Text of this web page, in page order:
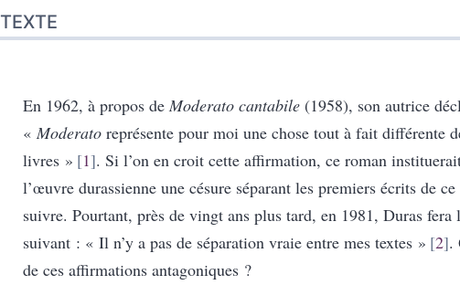
TEXTE
En 1962, à propos de Moderato cantabile (1958), son autrice
« Moderato représente pour moi une chose tout à fait différente
livres » 1 . Si l’on en croit cette affirmation, ce roman
l’œuvre durassienne une césure séparant les premiers écrits de
suivre. Pourtant, près de vingt ans plus tard, en 1981, Duras fera
suivant : « Il n’y a pas de séparation vraie entre mes textes » 2 .
de ces affirmations antagoniques ?